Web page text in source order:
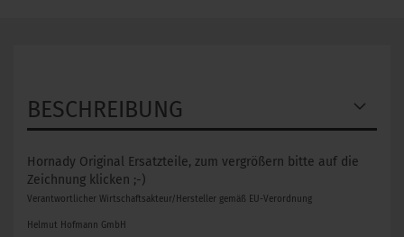
BESCHREIBUNG
Hornady Original Ersatzteile, zum vergrößern bitte auf die
Zeichnung klicken ;-)
Verantwortlicher Wirtschaftsakteur/Hersteller gemäß EU-Verordnung
Helmut Hofmann GmbH